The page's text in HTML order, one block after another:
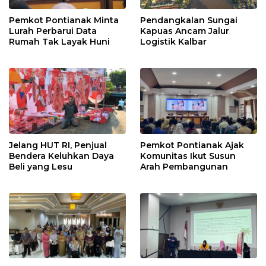
Pemkot Pontianak Minta
Lurah Perbarui Data
Rumah Tak Layak Huni
Pendangkalan Sungai
Kapuas Ancam Jalur
Logistik Kalbar
Jelang HUT RI, Penjual
Bendera Keluhkan Daya
Beli yang Lesu
Pemkot Pontianak Ajak
Komunitas Ikut Susun
Arah Pembangunan